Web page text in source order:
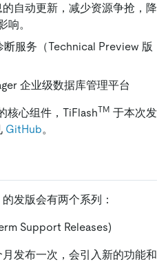
自动更新，减少资源争抢，降
响。
服务（Technical Preview 版
企业级数据库管理平台
核心组件，TiFlashTM 于本次发
GitHub。
发版会有两个系列：
Support Releases)
发布一次，会引入新的功能和